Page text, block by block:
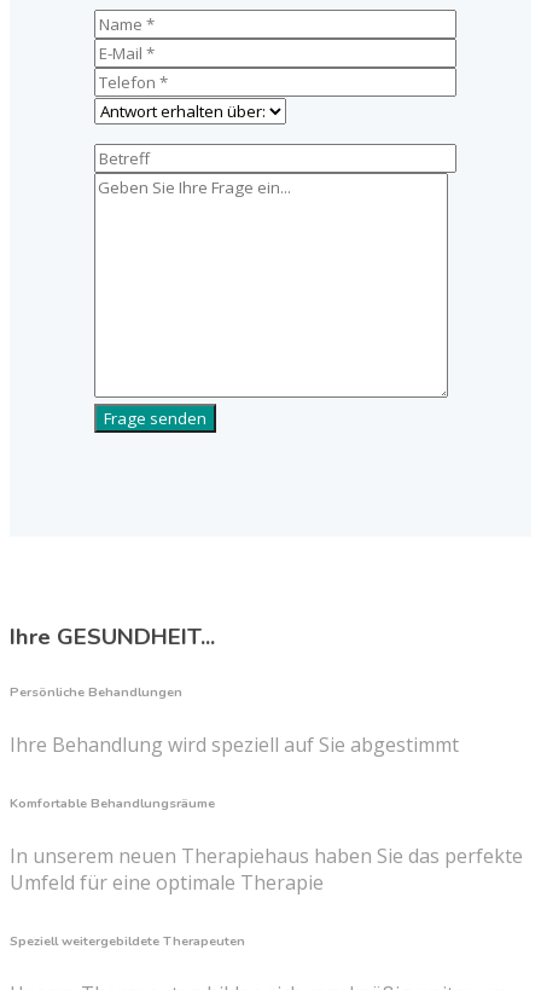
Ihre GESUNDHEIT...
Persönliche Behandlungen
Ihre Behandlung wird speziell auf Sie abgestimmt
Komfortable Behandlungsräume
In unserem neuen Therapiehaus haben Sie das perfekte
Umfeld für eine optimale Therapie
Speziell weitergebildete Therapeuten